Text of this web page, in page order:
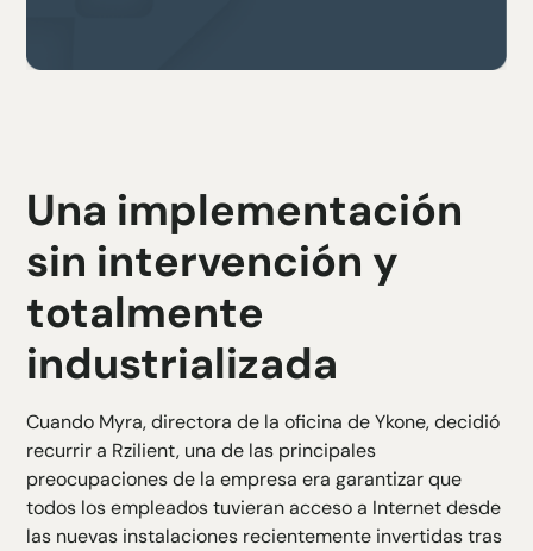
Una implementación
sin intervención y
totalmente
industrializada
Cuando Myra, directora de la oficina de Ykone, decidió
recurrir a Rzilient, una de las principales
preocupaciones de la empresa era garantizar que
todos los empleados tuvieran acceso a Internet desde
las nuevas instalaciones recientemente invertidas tras